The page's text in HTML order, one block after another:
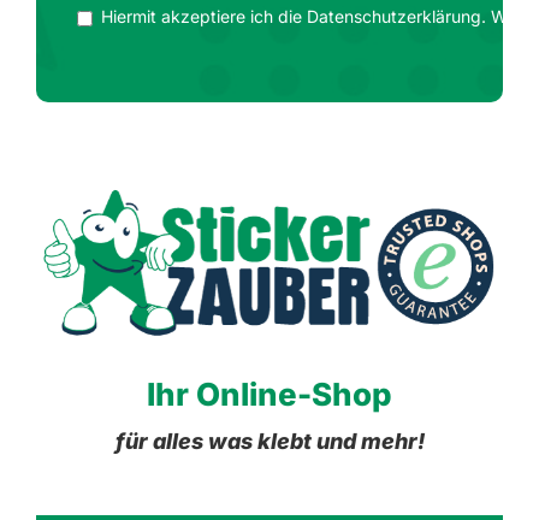
Hiermit akzeptiere ich die Datenschutzerklärung. Wir
Ihr Online-Shop
für alles was klebt und mehr!